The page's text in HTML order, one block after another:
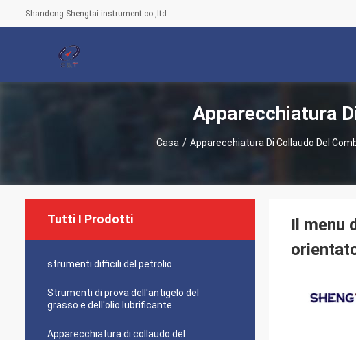
Shandong Shengtai instrument co.,ltd
Apparecchiatura
Casa / Apparecchiatura Di Collaudo Del
Tutti I Prodotti
strumenti difficili del petrolio
Strumenti di prova dell'antigelo del
grasso e dell'olio lubrificante
Apparecchiatura di collaudo del
Il menu